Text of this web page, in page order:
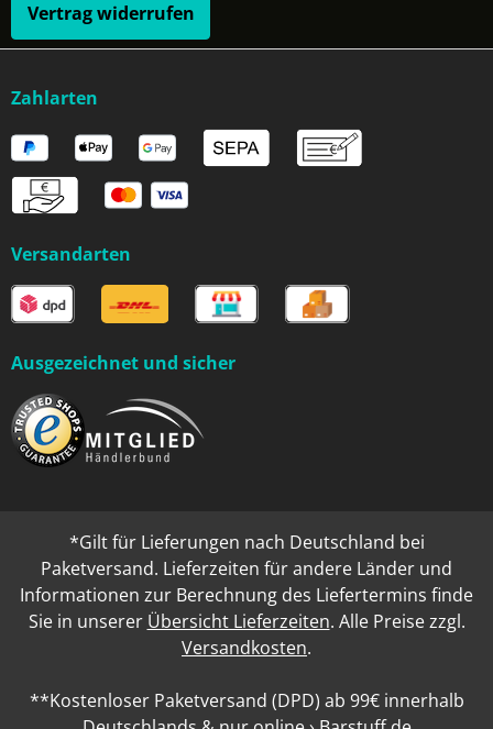
Vertrag widerrufen
Zahlarten
Versandarten
Ausgezeichnet und sicher
*Gilt für Lieferungen nach Deutschland bei
Paketversand. Lieferzeiten für andere Länder und
Informationen zur Berechnung des Liefertermins finde
Sie in unserer Übersicht Lieferzeiten. Alle Preise zzgl.
Versandkosten.
**Kostenloser Paketversand (DPD) ab 99€ innerhalb